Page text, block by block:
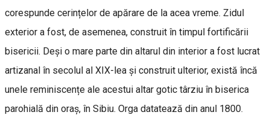
corespunde cerințelor de apărare de la acea vreme. Zidul
exterior a fost, de asemenea, construit în timpul fortificării
bisericii. Deși o mare parte din altarul din interior a fost lucrat
artizanal în secolul al XIX-lea și construit ulterior, există încă
unele reminiscențe ale acestui altar gotic târziu în biserica
parohială din oraș, în Sibiu. Orga datatează din anul 1800.